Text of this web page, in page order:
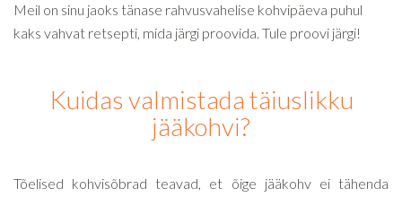
Meil on sinu jaoks tänase rahvusvahelise kohvipäeva puhul
kaks vahvat retsepti, mida järgi proovida. Tule proovi järgi!
Kuidas valmistada täiuslikku
jääkohvi?
Tõelised kohvisõbrad teavad, et õige jääkohv ei tähenda